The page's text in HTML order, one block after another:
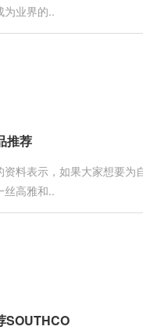
为业界的..
推荐
料表示，如果大家想要为
丝高雅和..
SOUTHCO